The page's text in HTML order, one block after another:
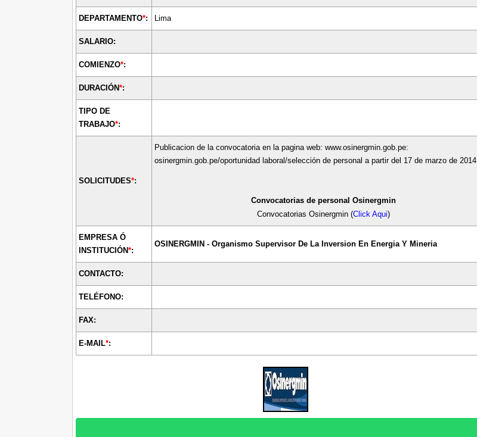
DEPARTAMENTO*: Lima
SALARIO:
COMIENZO*:
DURACIÓN*:
TIPO DE
TRABAJO*:
SOLICITUDES*:
Publicacion de la convocatoria en la pagina web: www.osinergmin.gob.pe:
osinergmin.gob.pe/oportunidad laboral/selección de personal a partir del 17 de marzo de 2014.
Convocatorias de personal Osinergmin
Convocatorias Osinergmin (Click Aqui)
EMPRESA Ó
INSTITUCIÓN*:
OSINERGMIN - Organismo Supervisor De La Inversion En Energia Y Mineria
CONTACTO:
TELÉFONO:
FAX:
E-MAIL*: